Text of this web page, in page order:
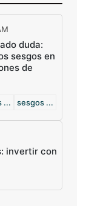
duda:
sesgos en
de
... sesgos ...
invertir con